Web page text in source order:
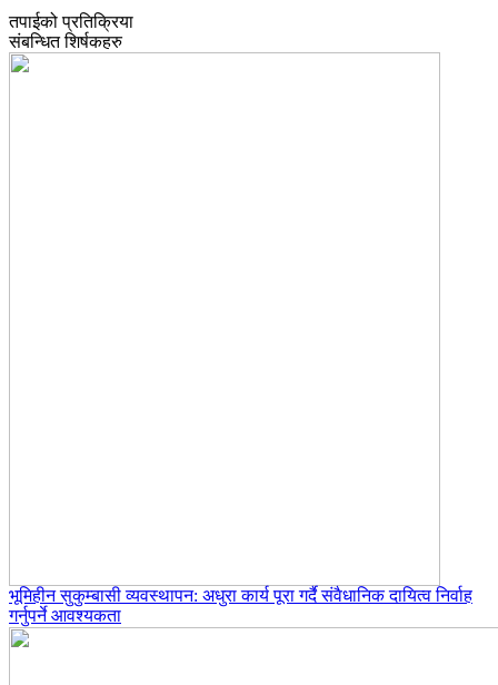
तपाईको प्रतिक्रिया
संबन्धित शिर्षकहरु
भूमिहीन सुकुम्बासी व्यवस्थापन: अधुरा कार्य पूरा गर्दै संवैधानिक दायित्व निर्वाह
गर्नुपर्ने आवश्यकता